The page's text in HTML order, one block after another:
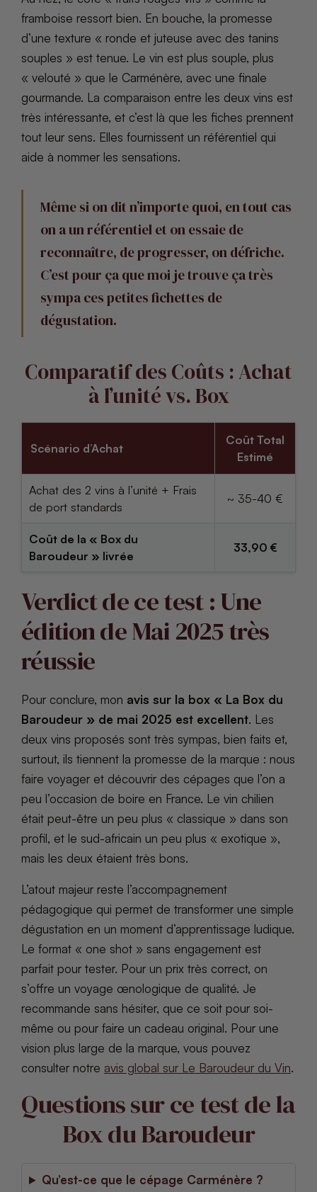
framboise ressort bien. En bouche, la promesse
d’une texture « ronde et juteuse avec des tanins
souples » est tenue. Le vin est plus souple, plus
« velouté » que le Carménère, avec une finale
gourmande. La comparaison entre les deux vins est
très intéressante, et c’est là que les fiches prennent
tout leur sens. Elles fournissent un référentiel qui
aide à nommer les sensations.
Même si on dit n’importe quoi, en tout cas
on a un référentiel et on essaie de
reconnaître, de progresser, on défriche.
C’est pour ça que moi je trouve ça très
sympa ces petites fichettes de
dégustation.
Comparatif des Coûts : Achat
à l’unité vs. Box
Scénario d’Achat
Coût Total
Estimé
Achat des 2 vins à l’unité + Frais
de port standards
~ 35-40 €
Coût de la « Box du
Baroudeur » livrée
33,90 €
Verdict de ce test : Une
édition de Mai 2025 très
réussie
Pour conclure, mon avis sur la box « La Box du
Baroudeur » de mai 2025 est excellent. Les
deux vins proposés sont très sympas, bien faits et,
surtout, ils tiennent la promesse de la marque : nous
faire voyager et découvrir des cépages que l’on a
peu l’occasion de boire en France. Le vin chilien
était peut-être un peu plus « classique » dans son
profil, et le sud-africain un peu plus « exotique »,
mais les deux étaient très bons.
L’atout majeur reste l’accompagnement
pédagogique qui permet de transformer une simple
dégustation en un moment d’apprentissage ludique.
Le format « one shot » sans engagement est
parfait pour tester. Pour un prix très correct, on
s’offre un voyage œnologique de qualité. Je
recommande sans hésiter, que ce soit pour soi-
même ou pour faire un cadeau original. Pour une
vision plus large de la marque, vous pouvez
consulter notre avis global sur Le Baroudeur du Vin.
Questions sur ce test de la
Box du Baroudeur
Qu’est-ce que le cépage Carménère ?